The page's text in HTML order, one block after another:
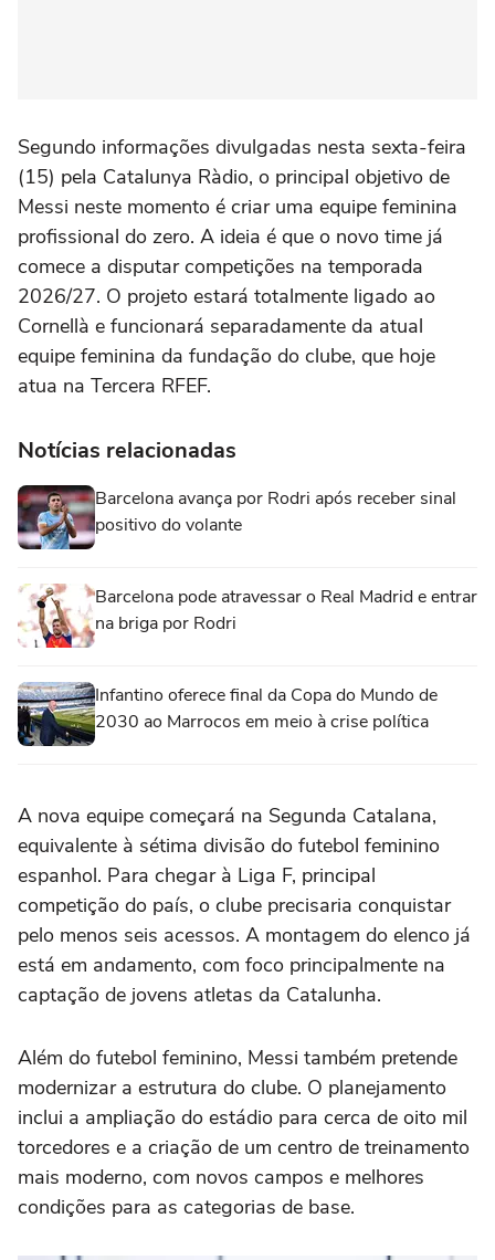
Segundo informações divulgadas nesta sexta-feira
(15) pela Catalunya Ràdio, o principal objetivo de
Messi neste momento é criar uma equipe feminina
profissional do zero. A ideia é que o novo time já
comece a disputar competições na temporada
2026/27. O projeto estará totalmente ligado ao
Cornellà e funcionará separadamente da atual
equipe feminina da fundação do clube, que hoje
atua na Tercera RFEF.
Notícias relacionadas
Barcelona avança por Rodri após receber sinal
positivo do volante
Barcelona pode atravessar o Real Madrid e entrar
na briga por Rodri
Infantino oferece final da Copa do Mundo de
2030 ao Marrocos em meio à crise política
A nova equipe começará na Segunda Catalana,
equivalente à sétima divisão do futebol feminino
espanhol. Para chegar à Liga F, principal
competição do país, o clube precisaria conquistar
pelo menos seis acessos. A montagem do elenco já
está em andamento, com foco principalmente na
captação de jovens atletas da Catalunha.
Além do futebol feminino, Messi também pretende
modernizar a estrutura do clube. O planejamento
inclui a ampliação do estádio para cerca de oito mil
torcedores e a criação de um centro de treinamento
mais moderno, com novos campos e melhores
condições para as categorias de base.